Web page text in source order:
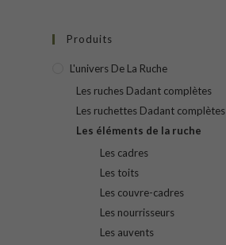
Produits
L'univers De La Ruche
Les ruches Dadant complètes
Les ruchettes Dadant complètes
Les éléments de la ruche
Les cadres
Les toits
Les couvre-cadres
Les nourrisseurs
Les auvents